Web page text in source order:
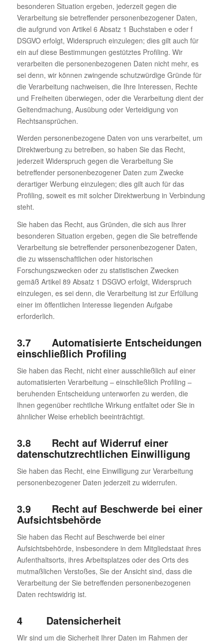
besonderen Situation ergeben, jederzeit gegen die
Verarbeitung sie betreffender personenbezogener Daten,
die aufgrund von Artikel 6 Absatz 1 Buchstaben e oder f
DSGVO erfolgt, Widerspruch einzulegen; dies gilt auch für
ein auf diese Bestimmungen gestütztes Profiling. Wir
verarbeiten die personenbezogenen Daten nicht mehr, es
sei denn, wir können zwingende schutzwürdige Gründe für
die Verarbeitung nachweisen, die Ihre Interessen, Rechte
und Freiheiten überwiegen, oder die Verarbeitung dient der
Geltendmachung, Ausübung oder Verteidigung von
Rechtsansprüchen.
Werden personenbezogene Daten von uns verarbeitet, um
Direktwerbung zu betreiben, so haben Sie das Recht,
jederzeit Widerspruch gegen die Verarbeitung Sie
betreffender personenbezogener Daten zum Zwecke
derartiger Werbung einzulegen; dies gilt auch für das
Profiling, soweit es mit solcher Direktwerbung in Verbindung
steht.
Sie haben das Recht, aus Gründen, die sich aus Ihrer
besonderen Situation ergeben, gegen die Sie betreffende
Verarbeitung sie betreffender personenbezogener Daten,
die zu wissenschaftlichen oder historischen
Forschungszwecken oder zu statistischen Zwecken
gemäß Artikel 89 Absatz 1 DSGVO erfolgt, Widerspruch
einzulegen, es sei denn, die Verarbeitung ist zur Erfüllung
einer im öffentlichen Interesse liegenden Aufgabe
erforderlich.
3.7 Automatisierte Entscheidungen
einschließlich Profiling
Sie haben das Recht, nicht einer ausschließlich auf einer
automatisierten Verarbeitung – einschließlich Profiling –
beruhenden Entscheidung unterworfen zu werden, die
Ihnen gegenüber rechtliche Wirkung entfaltet oder Sie in
ähnlicher Weise erheblich beeinträchtigt.
3.8 Recht auf Widerruf einer
datenschutzrechtlichen Einwilligung
Sie haben das Recht, eine Einwilligung zur Verarbeitung
personenbezogener Daten jederzeit zu widerrufen.
3.9 Recht auf Beschwerde bei einer
Aufsichtsbehörde
Sie haben das Recht auf Beschwerde bei einer
Aufsichtsbehörde, insbesondere in dem Mitgliedstaat ihres
Aufenthaltsorts, ihres Arbeitsplatzes oder des Orts des
mutmaßlichen Verstoßes, Sie der Ansicht sind, dass die
Verarbeitung der Sie betreffenden personenbezogenen
Daten rechtswidrig ist.
4 Datensicherheit
Wir sind um die Sicherheit Ihrer Daten im Rahmen der